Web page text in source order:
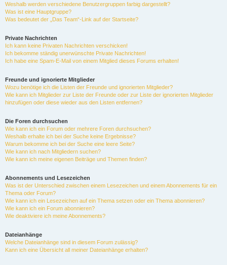
Weshalb werden verschiedene Benutzergruppen farbig dargestellt?
Was ist eine Hauptgruppe?
Was bedeutet der „Das Team“-Link auf der Startseite?
Private Nachrichten
Ich kann keine Privaten Nachrichten verschicken!
Ich bekomme ständig unerwünschte Private Nachrichten!
Ich habe eine Spam-E-Mail von einem Mitglied dieses Forums erhalten!
Freunde und ignorierte Mitglieder
Wozu benötige ich die Listen der Freunde und ignorierten Mitglieder?
Wie kann ich Mitglieder zur Liste der Freunde oder zur Liste der ignorierten Mitglieder
hinzufügen oder diese wieder aus den Listen entfernen?
Die Foren durchsuchen
Wie kann ich ein Forum oder mehrere Foren durchsuchen?
Weshalb erhalte ich bei der Suche keine Ergebnisse?
Warum bekomme ich bei der Suche eine leere Seite?
Wie kann ich nach Mitgliedern suchen?
Wie kann ich meine eigenen Beiträge und Themen finden?
Abonnements und Lesezeichen
Was ist der Unterschied zwischen einem Lesezeichen und einem Abonnements für ein
Thema oder Forum?
Wie kann ich ein Lesezeichen auf ein Thema setzen oder ein Thema abonnieren?
Wie kann ich ein Forum abonnieren?
Wie deaktiviere ich meine Abonnements?
Dateianhänge
Welche Dateianhänge sind in diesem Forum zulässig?
Kann ich eine Übersicht all meiner Dateianhänge erhalten?